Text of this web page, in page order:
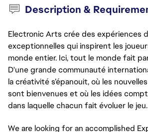
Description &
Electronic Arts crée des expériences
exceptionnelles qui inspirent les
monde entier. Ici, tout le monde fait
D'une grande communauté
la créativité s’épanouit, où les
sont bienvenues et où les idées
dans laquelle chacun fait évoluer le jeu.
We are looking for an accomplished